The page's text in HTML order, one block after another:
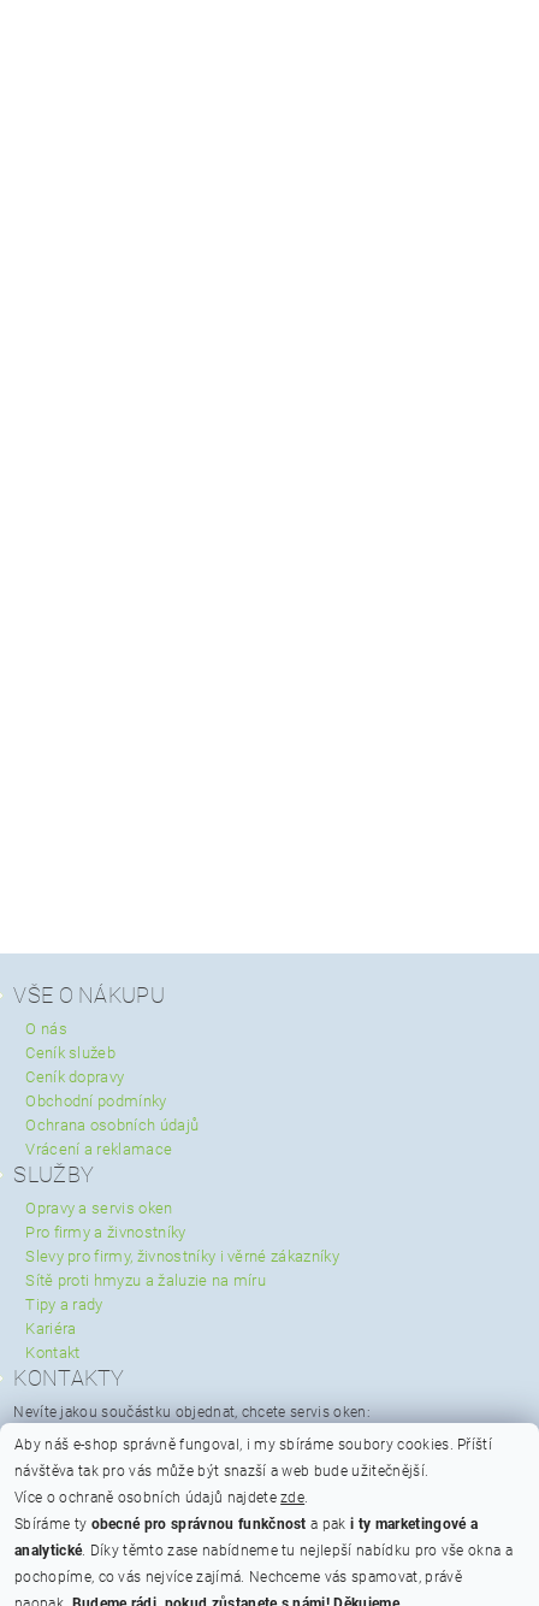
VŠE O NÁKUPU
O nás
Ceník služeb
Ceník dopravy
Obchodní podmínky
Ochrana osobních údajů
Vrácení a reklamace
SLUŽBY
Opravy a servis oken
Pro firmy a živnostníky
Slevy pro firmy, živnostníky i věrné zákazníky
Sítě proti hmyzu a žaluzie na míru
Tipy a rady
Kariéra
Kontakt
KONTAKTY
Nevíte jakou součástku objednat, chcete servis oken:
servis@spravaoken.cz
info@spravaoken.cz
+420 608 511 355
Aby náš e-shop správně fungoval, i my sbíráme soubory cookies. Příští
návštěva tak pro vás může být snazší a web bude užitečnější.
Více o ochraně osobních údajů najdete zde.
Sbíráme ty obecné pro správnou funkčnost a paki ty marketingové a
analytické. Díky těmto zase nabídneme tu nejlepší nabídku pro vše okna a
pochopíme, co vás nejvíce zajímá. Nechceme vás spamovat, právě